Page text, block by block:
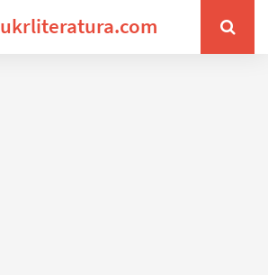
ukrliteratura.com